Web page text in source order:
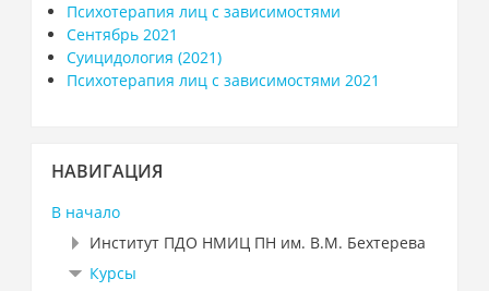
Психотерапия лиц с зависимостями
Сентябрь 2021
Суицидология (2021)
Психотерапия лиц с зависимостями 2021
Навигация
НАВИГАЦИЯ
В начало
Институт ПДО НМИЦ ПН им. В.М. Бехтерева
Курсы